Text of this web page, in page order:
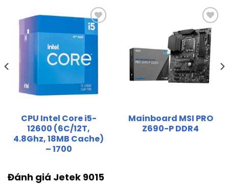
vào
yêu
CPU Intel Core i5-
12600 (6C/12T,
4.8Ghz, 18MB Cache)
– 1700
Thêm
vào
yêu
thích
Mainboard MSI PRO
Z690-P DDR4
Đánh giá Jetek 9015